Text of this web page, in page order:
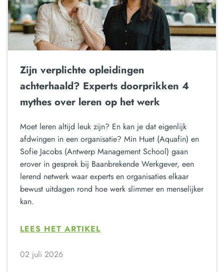
Zijn verplichte opleidingen
achterhaald? Experts doorprikken 4
mythes over leren op het werk
Moet leren altijd leuk zijn? En kan je dat eigenlijk
afdwingen in een organisatie? Min Huet (Aquafin) en
Sofie Jacobs (Antwerp Management School) gaan
erover in gesprek bij Baanbrekende Werkgever, een
lerend netwerk waar experts en organisaties elkaar
bewust uitdagen rond hoe werk slimmer en menselijker
kan.
LEES HET ARTIKEL
02 juli 2026